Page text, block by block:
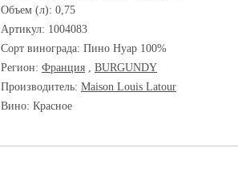
Объем (л): 0,75
Артикул: 1004083
Сорт винограда: Пино Нуар 100%
Регион: Франция , BURGUNDY
Производитель: Maison Louis Latour
Вино: Красное